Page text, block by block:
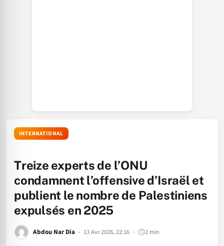
INTERNATIONAL
Treize experts de l’ONU
condamnent l’offensive d’Israël et
publient le nombre de Palestiniens
expulsés en 2025
Abdou Nar Dia 13 Avr 2026, 22:16 2 min